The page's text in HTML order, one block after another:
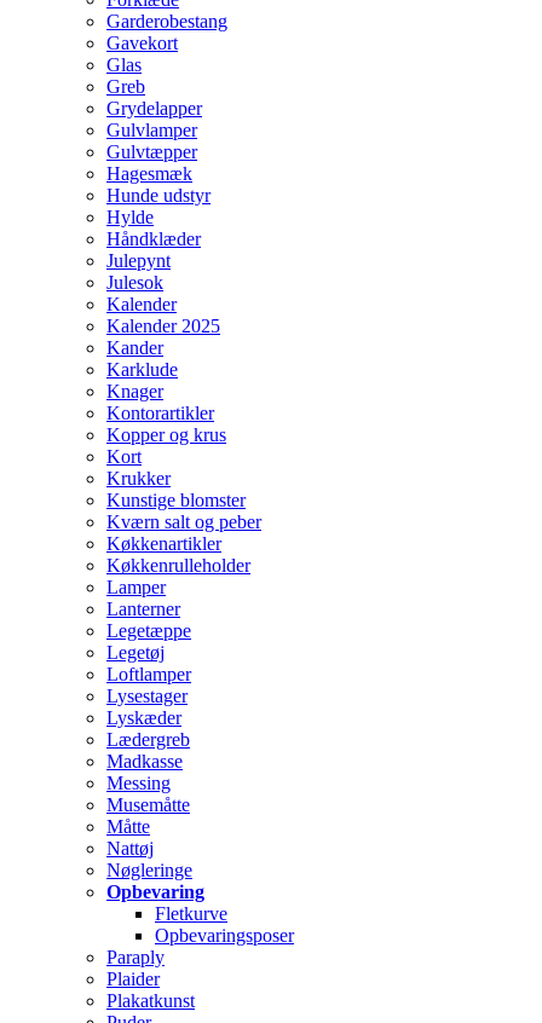
Garderobestang
Gavekort
Glas
Greb
Grydelapper
Gulvlamper
Gulvtæpper
Hagesmæk
Hunde udstyr
Hylde
Håndklæder
Julepynt
Julesok
Kalender
Kalender 2025
Kander
Karklude
Knager
Kontorartikler
Kopper og krus
Kort
Krukker
Kunstige blomster
Kværn salt og peber
Køkkenartikler
Køkkenrulleholder
Lamper
Lanterner
Legetæppe
Legetøj
Loftlamper
Lysestager
Lyskæder
Lædergreb
Madkasse
Messing
Musemåtte
Måtte
Nattøj
Nøgleringe
Opbevaring
Fletkurve
Opbevaringsposer
Paraply
Plaider
Plakatkunst